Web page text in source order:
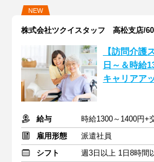
NEW
株式会社ツクイスタッフ 高松支店/
【訪問介護
日～＆時給
キャリアア
給与
時給1300～1400円+
雇用形態
派遣社員
シフト
週3日以上 1日8時間